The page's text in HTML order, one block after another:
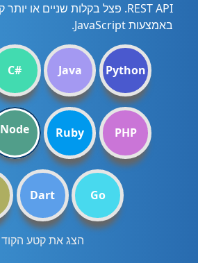
באמצעות JavaScript.
Python
Java
C#
PHP
Ruby
Node
Go
Dart
הצג את קטע הקוד